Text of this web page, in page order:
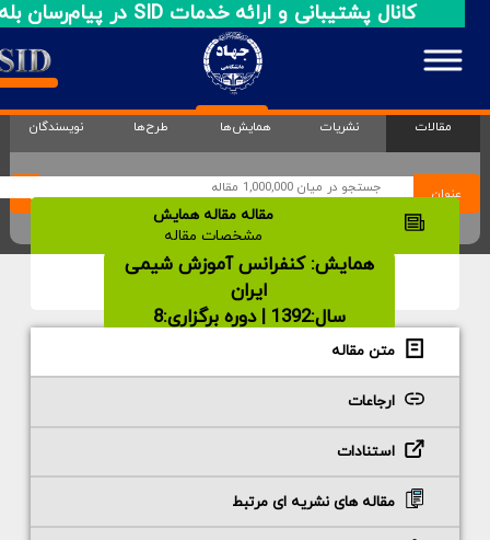
کانال پشتیبانی و ارائه خدمات SID در پیام‌رسان بله
مقالات نشریات همایش‌ها طرح‌ها نویسندگان
عنوان
مقاله مقاله همایش
مشخصات مقاله
همایش:کنفرانس آموزش شیمی
ایران
سال:1392 | دوره برگزاری:8
متن مقاله
ارجاعات
استنادات
مقاله های نشریه ای مرتبط